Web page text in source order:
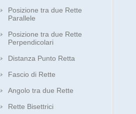
Posizione tra due Rette
Parallele
Posizione tra due Rette
Perpendicolari
Distanza Punto Retta
Fascio di Rette
Angolo tra due Rette
Rette Bisettrici